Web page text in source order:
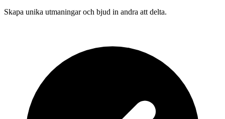
Skapa unika utmaningar och bjud in andra att delta.